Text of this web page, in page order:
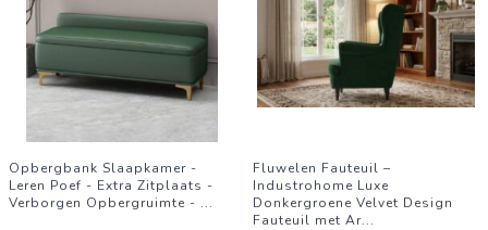
Opbergbank Slaapkamer -
Leren Poef - Extra Zitplaats -
Verborgen Opbergruimte - ...
Fluwelen Fauteuil –
Industrohome Luxe
Donkergroene Velvet Design
Fauteuil met Ar...